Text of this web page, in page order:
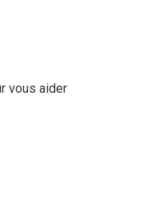
vous aider